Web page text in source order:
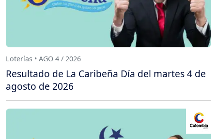
Loterías • AGO 4 / 2026
Resultado de La Caribeña Día del martes 4 de
agosto de 2026